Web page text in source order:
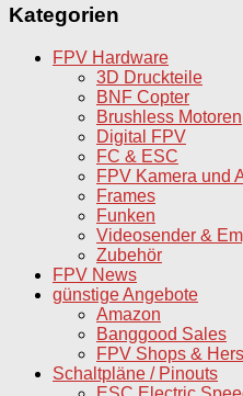
Kategorien
FPV Hardware
3D Druckteile
BNF Copter
Brushless Motoren
Digital FPV
FC & ESC
FPV Kamera und
Frames
Funken
Videosender &
Zubehör
FPV News
günstige Angebote
Amazon
Banggood Sales
FPV Shops &
Schaltpläne / Pinouts